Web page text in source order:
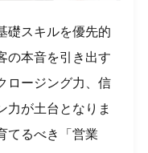
礎スキルを優先的
の本音を引き出す
ロージング力、信
力が土台となりま
てるべき「営業